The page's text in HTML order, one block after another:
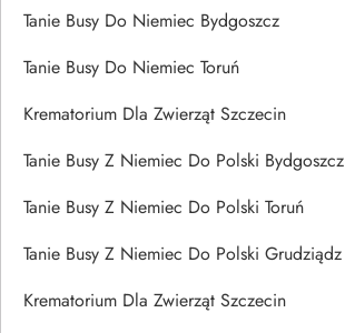
Tanie Busy Do Niemiec Bydgoszcz
Tanie Busy Do Niemiec Toruń
Krematorium Dla Zwierząt Szczecin
Tanie Busy Z Niemiec Do Polski Bydgoszcz
Tanie Busy Z Niemiec Do Polski Toruń
Tanie Busy Z Niemiec Do Polski Grudziądz
Krematorium Dla Zwierząt Szczecin